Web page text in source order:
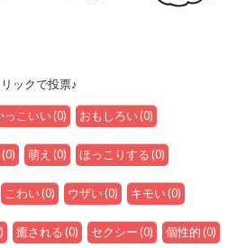
ックで投票♪
っこいい(0) おもしろい(0)
(0) 萌え (0) ほっこりする(0)
こわい(0) ウザい(0) キモい(0)
) 癒される(0) セクシー(0) 個性的(0)